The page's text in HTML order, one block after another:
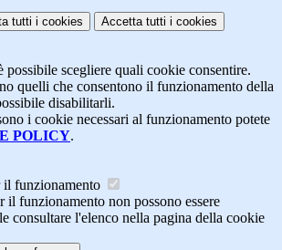
tutti i cookies Accetta tutti i cookies
possibile scegliere quali cookie consentire.
quelli che consentono il funzionamento della
disabilitarli.
i cookie necessari al funzionamento potete
POLICY.
il funzionamento
il funzionamento non possono essere
consultare l'elenco nella pagina della cookie